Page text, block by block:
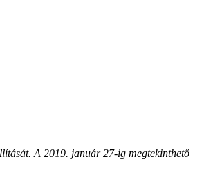
A 2019. január 27-ig megtekinthető